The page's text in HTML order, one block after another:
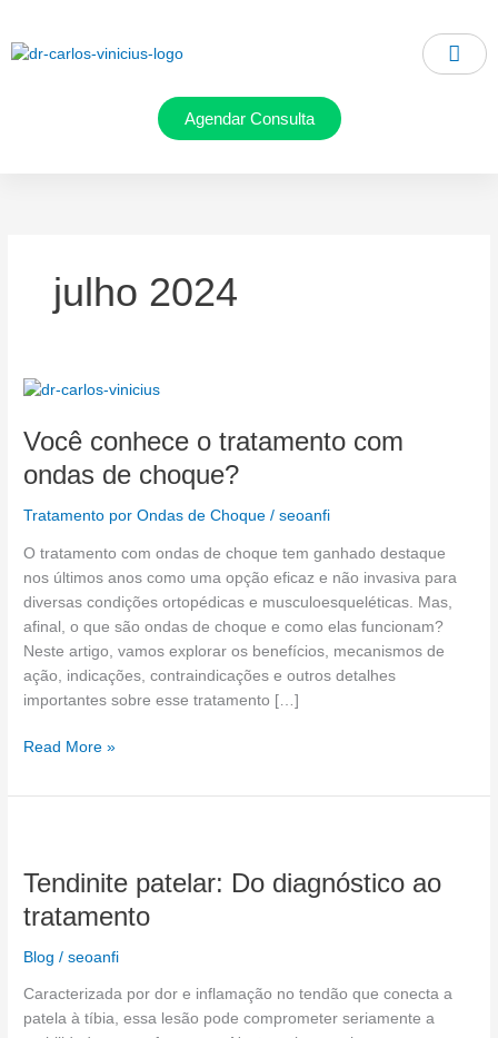
Agendar Consulta
julho 2024
Você conhece o tratamento com
ondas de choque?
Tratamento por Ondas de Choque /seoanfi
O tratamento com ondas de choque tem ganhado destaque
nos últimos anos como uma opção eficaz e não invasiva para
diversas condições ortopédicas e musculoesqueléticas. Mas,
afinal, o que são ondas de choque e como elas funcionam?
Neste artigo, vamos explorar os benefícios, mecanismos de
ação, indicações, contraindicações e outros detalhes
importantes sobre esse tratamento […]
Você
o
tratamento
com
ondas
choque?
Read More »
Tendinite patelar: Do diagnóstico ao
tratamento
Blog /seoanfi
Caracterizada por dor e inflamação no tendão que conecta a
patela à tíbia, essa lesão pode comprometer seriamente a
Do
ao
tratamento